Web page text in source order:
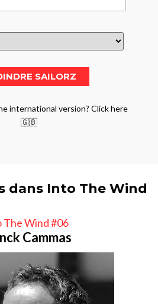
international version? Click here
🇬🇧
dans Into The Wind
The Wind #06
Cammas